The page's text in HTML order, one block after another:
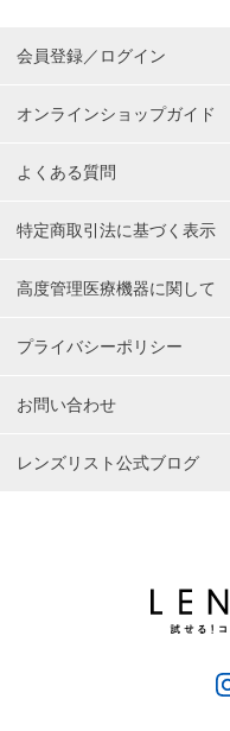
会員登録／ログイン
オンラインショップガイド
よくある質問
特定商取引法に基づく表示
高度管理医療機器に関して
プライバシーポリシー
お問い合わせ
レンズリスト公式ブログ